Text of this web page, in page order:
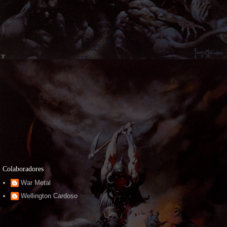
Colaboradores
War Metal
Wellington Cardoso